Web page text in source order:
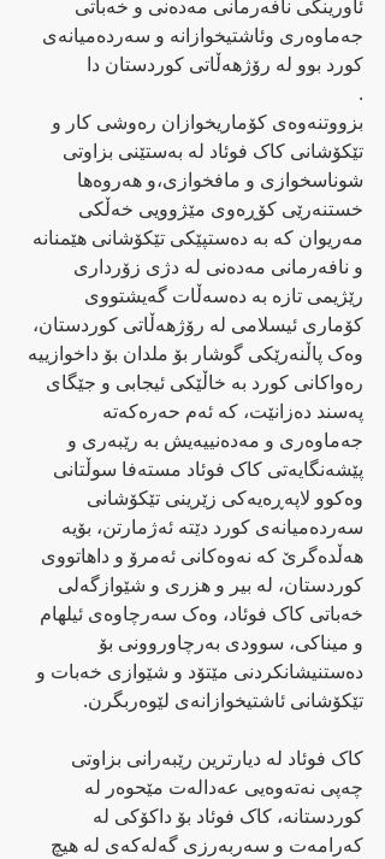
ئاورینگی نافەرمانی مەدەنی و خەباتی
جەماوەری وئاشتیخوازانە و سەردەمیانەی
کورد بوو لە رۆژھەڵاتی کوردستان دا
.
بزووتنەوەی کۆماریخوازان رەوشی کار و
تێکۆشانی کاک فوئاد لە بەستێنی بزاوتی
شوناسخوازی و مافخوازی،و هەروەها
خستنەرێی کۆڕەوی مێژوویی خەڵکی
مەریوان کە بە دەستپێکی تێکۆشانی هێمنانە
و نافەرمانی مەدەنی لە دژی زۆرداری
رێژیمی تازە بە دەسەڵات گەیشتووی
کۆماری ئیسلامی لە رۆژهەڵاتی کوردستان،
وەک پاڵنەرێکی گوشار بۆ ملدان بۆ داخوازییە
رەواکانی کورد بە خاڵێکی ئیجابی و جێگای
پەسند دەزانێت، کە ئەم حەرەکەتە
جەماوەری و مەدەنییەیش بە رێبەری و
پێشەنگایەتی کاک فوئاد مستەفا سوڵتانی
وەکوو لاپەڕەیەکی زێرینی تێکۆشانی
سەردەمیانەی کورد دێتە ئەژمارتن، بۆیە
هەڵدەگرێ کە نەوەکانی ئەمرۆ و داهاتووی
کوردستان، لە بیر و هزری و شێوازگەلی
خەباتی کاک فوئاد، وەک سەرچاوەی ئیلهام
و میناکی، سوودی بەرچاوروونی بۆ
دەستنیشانکردنی مێتۆد و شێوازی خەبات و
تێکۆشانی ئاشتیخوازانەی لێوەربگرن.
کاک فوئاد لە دیارترین رێبەرانی بزاوتی
چەپی نەتەوەیی عەدالەت مێحوەر لە
کوردستانە، کاک فوئاد بۆ داکۆکی لە
کەرامەت و سەربەرزی گەلەکەی لە هیچ